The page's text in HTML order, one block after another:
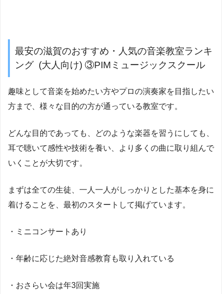
最安の滋賀のおすすめ・人気の音楽教室ランキ
ング (大人向け) ③PIMミュージックスクール
趣味として音楽を始めたい方やプロの演奏家を目指したい
方まで、様々な目的の方が通っている教室です。
どんな目的であっても、どのような楽器を習うにしても、
耳で聴いて感性や技術を養い、より多くの曲に取り組んで
いくことが大切です。
まずは全ての生徒、一人一人がしっかりとした基本を身に
着けることを、最初のスタートして掲げています。
・ミニコンサートあり
・年齢に応じた絶対音感教育も取り入れている
・おさらい会は年3回実施